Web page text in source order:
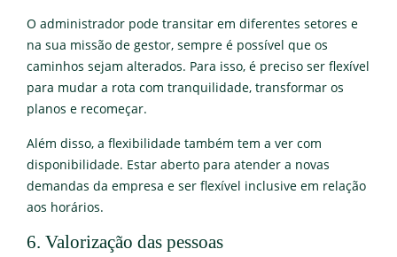
O administrador pode transitar em diferentes setores e
na sua missão de gestor, sempre é possível que os
caminhos sejam alterados. Para isso, é preciso ser flexível
para mudar a rota com tranquilidade, transformar os
planos e recomeçar.
Além disso, a flexibilidade também tem a ver com
disponibilidade. Estar aberto para atender a novas
demandas da empresa e ser flexível inclusive em relação
aos horários.
6. Valorização das pessoas